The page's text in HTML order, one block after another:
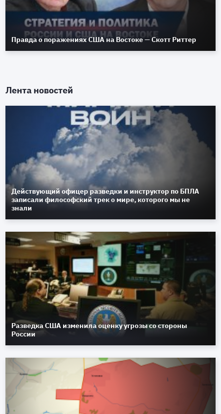
Правда о поражениях США на Востоке — Скотт Риттер
Лента новостей
Действующий офицер разведки и инструктор по БПЛА
записали философский трек о мире, которого мы не
знали
Разведка США изменила оценку угрозы со стороны
России